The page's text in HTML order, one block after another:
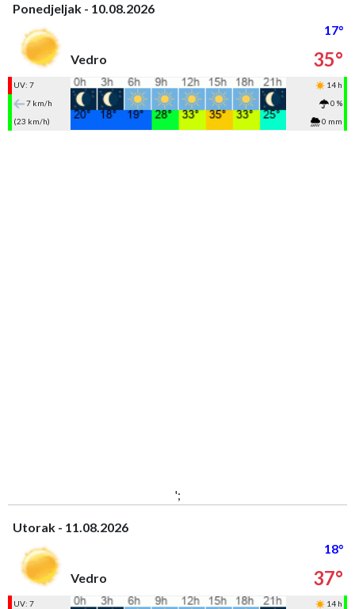
Ponedjeljak - 10.08.2026
17°
Vedro
35°
UV: 7
14 h
7 km/h
0 %
(23 km/h)
0 mm
';
Utorak - 11.08.2026
18°
Vedro
37°
UV: 7
14 h